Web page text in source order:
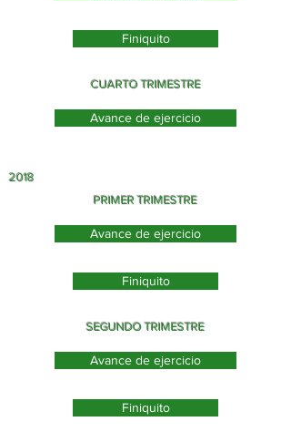
Finiquito
CUARTO TRIMESTRE
Avance de ejercicio
2018
PRIMER TRIMESTRE
Avance de ejercicio
Finiquito
SEGUNDO TRIMESTRE
Avance de ejercicio
Finiquito